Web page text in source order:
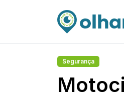
Segurança